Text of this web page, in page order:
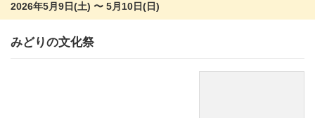
2026年5月9日(土) 〜 5月10日(日)
みどりの文化祭